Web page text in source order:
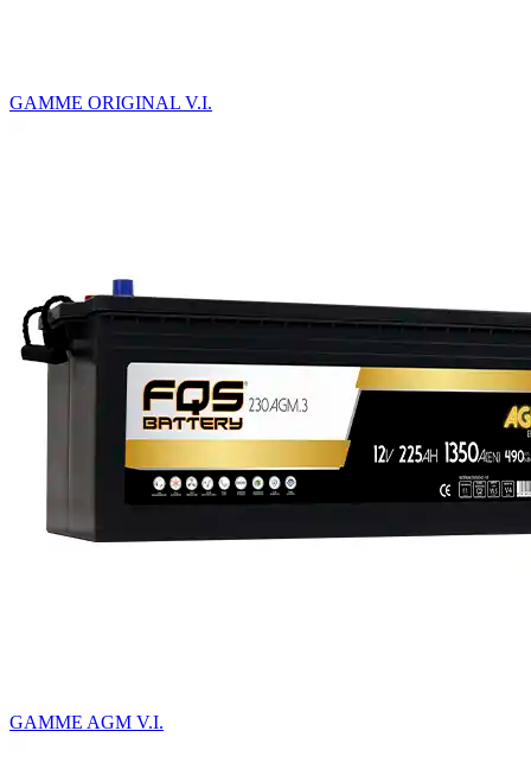
GAMME ORIGINAL V.I.
GAMME AGM V.I.